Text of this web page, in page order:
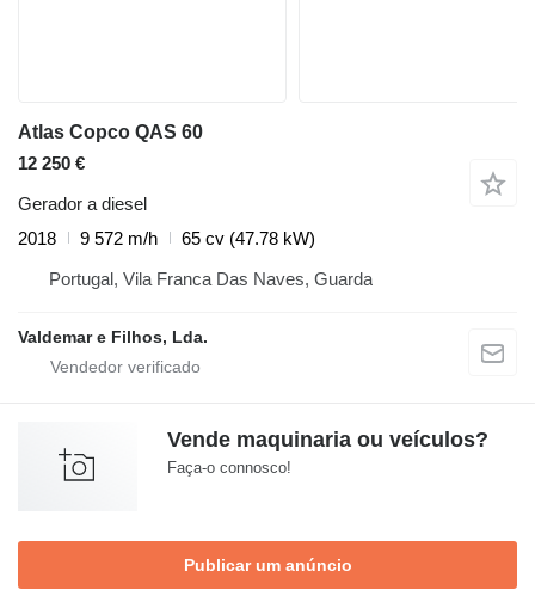
Atlas Copco QAS 60
12 250 €
Gerador a diesel
2018
9 572 m/h
65 cv (47.78 kW)
Portugal, Vila Franca Das Naves, Guarda
Valdemar e Filhos, Lda.
Vende maquinaria ou veículos?
Faça-o connosco!
Publicar um anúncio